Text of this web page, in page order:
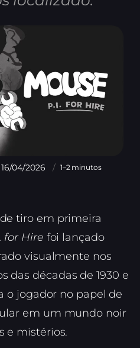
16/04/2026 1–2 minutos
tiro em primeira
for Hire foi lançado
visualmente nos
das décadas de 1930 e
o jogador no papel de
em um mundo noir
e mistérios.